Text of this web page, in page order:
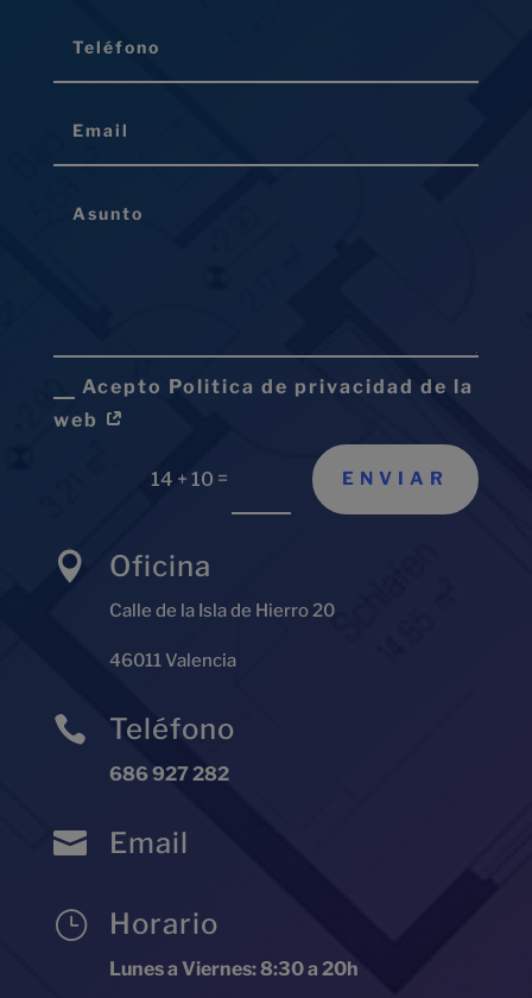
Acepto Politica de privacidad de la
web
14 + 10 = ENVIAR
 Oficina
Calle de la Isla de Hierro 20
46011 Valencia
 Teléfono
686 927 282
 Email
} Horario
Lunes a Viernes: 8:30 a 20h